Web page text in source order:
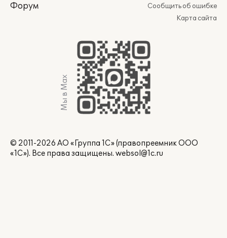
Форум
Сообщить об ошибке
Карта сайта
Мы в Max
© 2011-2026 АО «Группа 1С» (правопреемник ООО
«1С»). Все права защищены. websol@1c.ru